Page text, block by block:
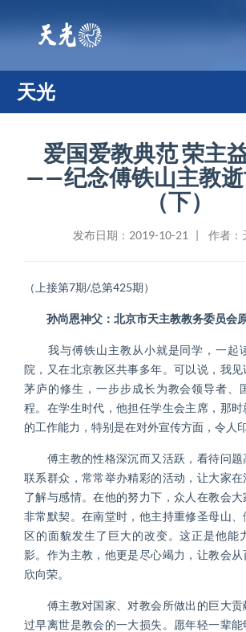
天光
爱国爱教典范 荣主
——纪念傅铁山主教
（下）
发布日期：2019-10-21 | 作者：
（上接第7期/总第425期）
孙尚恩神父：北京市天主教教务委员会
我与傅铁山主教从小就是同学，一起
院，又在北京教区共事多年。可以说，我
茅庐的修生，一步步成长为教会领导者、
程。在学生时代，他担任学生会主席，那
的工作能力，特别是在对外宣传方面，令人
傅主教的性格深沉而又活跃，看待问题
联系群众，常常举办精彩的活动，让大家
了解与感情。在他的努力下，众人在教会大
非常默契。在南堂时，他主持重修圣母山
区的面貌发生了巨大的改变。这正是他能
影。作为主教，他更是尽心竭力，让教会
欣向荣。
傅主教对国家、对教会所做出的巨大贡
过早离世是教会的一大损失。愿年轻一辈